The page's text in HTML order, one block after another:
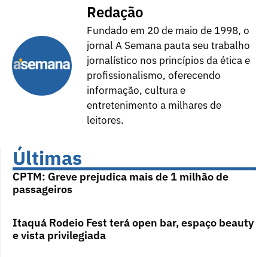
Redação
Fundado em 20 de maio de 1998, o
jornal A Semana pauta seu trabalho
jornalístico nos princípios da ética e
profissionalismo, oferecendo
informação, cultura e
entretenimento a milhares de
leitores.
Últimas
CPTM: Greve prejudica mais de 1 milhão de
passageiros
Itaquá Rodeio Fest terá open bar, espaço beauty
e vista privilegiada